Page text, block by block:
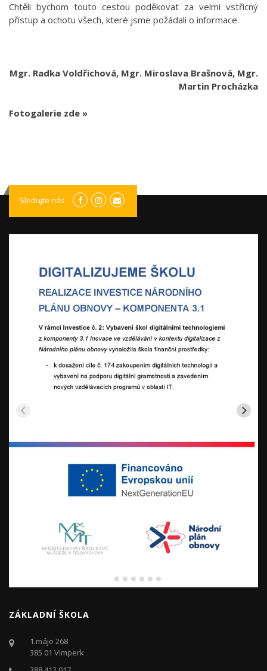
Chtěli bychom touto cestou poděkovat za velmi vstřícný
přístup a ochotu všech, které jsme požádali o informace.
Mgr. Radka Voldřichová, Mgr. Miroslava Brašnová, Mgr.
Martin Procházka
Fotogalerie zde »
Sledujte nás
ZÁKLADNÍ ŠKOLA
1.máje 268
385 01 Vimperk